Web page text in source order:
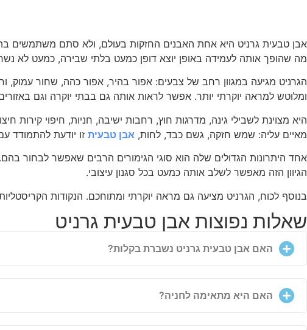
אבן טבעית גרניט היא אחת האבנים החזקות בעולם, ולא סתם משתמשים בה
מה שהופך אותה לעמידה באופן יוצא דופן כמעט בלתי שבירה, כמעט לא
הגרניט מגיעה במגוון רחב של צבעים: אפור בהיר, אפור כהה, שחור עמוק,
ומלוטש למראה יוקרתי יותר. אפשר לראות אותה גם בבתי יוקרה וגם
היא מצוינת לשבילי גינה, מדרגות חוץ, רחבות ישיבה, חניות, חיפוי קירות
מאיים עליה: שמש חזקה, גשם כבד, לחות, אבן טבעית זו יודעת להתמודד
אחד היתרונות הגדולים שלה הוא סוגי הגימורים הרבים שאפשר לבחור
הגיוון הזה מאפשר לשלב אותה כמעט בכל סגנון עיצובי.
בנוסף לכוח, הגרניט מציעה גם מראה יוקרתי ומתוחכם. הנקודות
שאלות נפוצות אבן טבעית גרניט
האם אבן טבעית גרניט נשברת בקלות?
האם היא מתאימה לחניה?